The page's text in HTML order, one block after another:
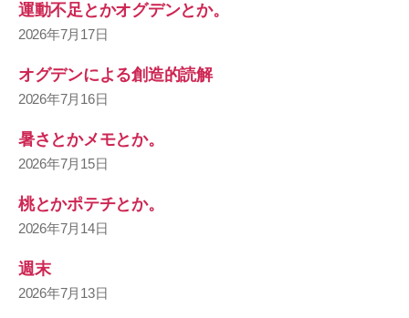
運動不足とかオグデンとか。
2026年7月17日
オグデンによる創造的読解
2026年7月16日
暑さとかメモとか。
2026年7月15日
桃とかポテチとか。
2026年7月14日
週末
2026年7月13日